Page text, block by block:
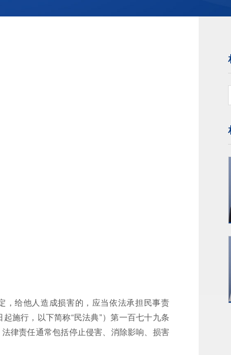
，给他人造成损害的，应当依法承担民事责
施行，以下简称“民法典”）第一百七十九条
律责任通常包括停止侵害、消除影响、损害